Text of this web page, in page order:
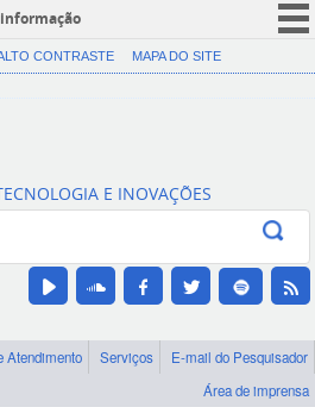
informação
CORONAVÍRUS (COVID-19)
Canais
CONTRASTE MAPA DO SITE
E INOVAÇÕES
Atendimento Serviços
E-mail do Pesquisador
Área de imprensa